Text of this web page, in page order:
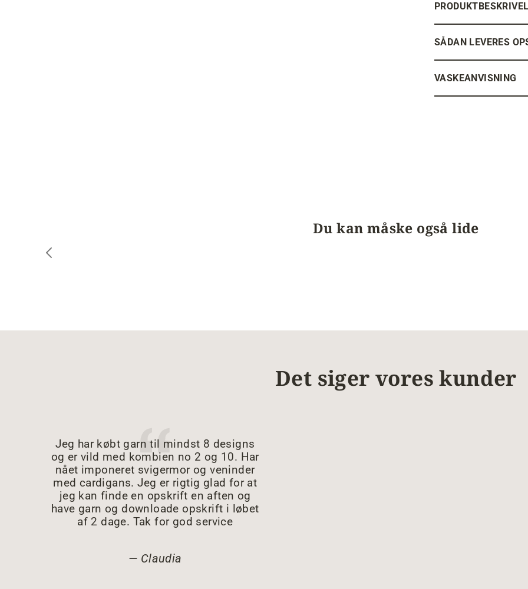
SÅDAN LEVERES
VASKEANVISNING
Du kan måske også lide
Det siger vores kunder
Jeg har købt garn til mindst 8 designs
og er vild med kombien no 2 og 10. Har
nået imponeret svigermor og veninder
med cardigans. Jeg er rigtig glad for at
jeg kan finde en opskrift en aften og
have garn og downloade opskrift i løbet
af 2 dage. Tak for god service
Claudia